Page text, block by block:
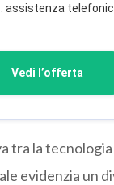
: assistenza
Vedi l’offerta
tra la tecnologia
evidenzia un